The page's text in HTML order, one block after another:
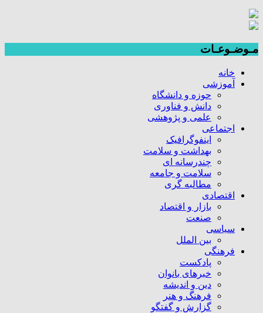
مـوضـوعـات
خانه
آموزشی
حوزه و دانشگاه
دانش و فناوری
علمی و پژوهشی
اجتماعی
اینفوگرافیک
بهداشت و سلامت
چندرسانه ای
سلامت و جامعه
مطالبه گری
اقتصادی
بازار و اقتصاد
صنعت
سیاسی
بین الملل
فرهنگی
پادکست
خبرهای بانوان
دین و اندیشه
فرهنگ و هنر
گزارش و گفتگو